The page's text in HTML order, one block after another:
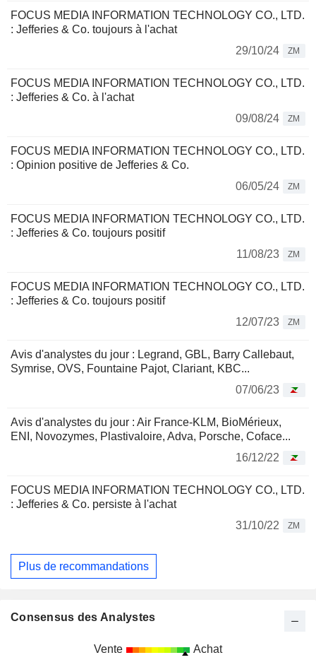
FOCUS MEDIA INFORMATION TECHNOLOGY CO., LTD.
: Jefferies & Co. toujours à l'achat
29/10/24
ZM
FOCUS MEDIA INFORMATION TECHNOLOGY CO., LTD.
: Jefferies & Co. à l'achat
09/08/24
ZM
FOCUS MEDIA INFORMATION TECHNOLOGY CO., LTD.
: Opinion positive de Jefferies & Co.
06/05/24
ZM
FOCUS MEDIA INFORMATION TECHNOLOGY CO., LTD.
: Jefferies & Co. toujours positif
11/08/23
ZM
FOCUS MEDIA INFORMATION TECHNOLOGY CO., LTD.
: Jefferies & Co. toujours positif
12/07/23
ZM
Avis d'analystes du jour : Legrand, GBL, Barry Callebaut,
Symrise, OVS, Fountaine Pajot, Clariant, KBC...
07/06/23
Avis d'analystes du jour : Air France-KLM, BioMérieux,
ENI, Novozymes, Plastivaloire, Adva, Porsche, Coface...
16/12/22
FOCUS MEDIA INFORMATION TECHNOLOGY CO., LTD.
: Jefferies & Co. persiste à l'achat
31/10/22
ZM
Plus de recommandations
Consensus des Analystes
Vente Achat